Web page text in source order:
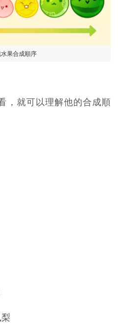
果合成順序
，就可以理解他的合成順